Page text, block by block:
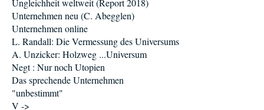
Ungleichheit weltweit (Report 2018)
Unternehmen neu (C. Abegglen)
Unternehmen online
L. Randall: Die Vermessung des Universums
A. Unzicker: Holzweg ...Universum
Negt : Nur noch Utopien
Das sprechende Unternehmen
"unbestimmt"
V ->